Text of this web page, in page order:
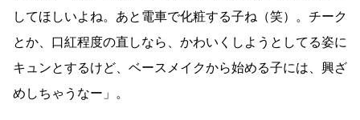
してほしいよね。あと電車で化粧する子ね（笑）。チーク
とか、口紅程度の直しなら、かわいくしようとしてる姿に
キュンとするけど、ベースメイクから始める子には、興ざ
めしちゃうなー」。